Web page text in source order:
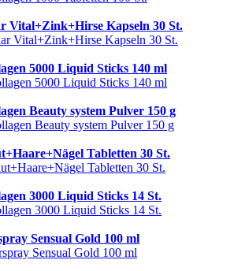
Vital+Zink+Hirse Kapseln 30 St.
5000 Liquid Sticks 140 ml
Beauty system Pulver 150 g
Tabletten 30 St.
3000 Liquid Sticks 14 St.
Sensual Gold 100 ml